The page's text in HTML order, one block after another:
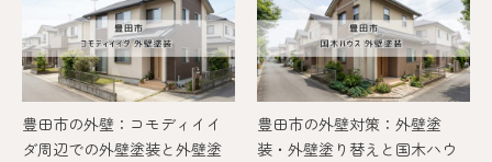
豊田市の外壁：コモディイイ
ダ周辺での外壁塗装と外壁塗
豊田市の外壁対策：外壁塗
装・外壁塗り替えと国木ハウ